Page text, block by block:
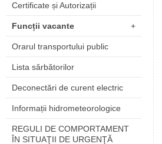
Certificate și Autorizații
Funcții vacante +
Orarul transportului public
Lista sărbătorilor
Deconectări de curent electric
Informații hidrometeorologice
REGULI DE COMPORTAMENT
ÎN SITUAŢII DE URGENŢĂ